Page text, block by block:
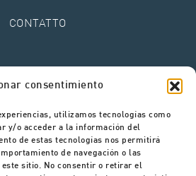
consentimiento
utilizamos tecnologías como
y/o acceder a la información del
de estas tecnologías nos permitirá
de navegación o las
sitio. No consentir o retirar el
CONTATTO
sui cookie
di segnalazione